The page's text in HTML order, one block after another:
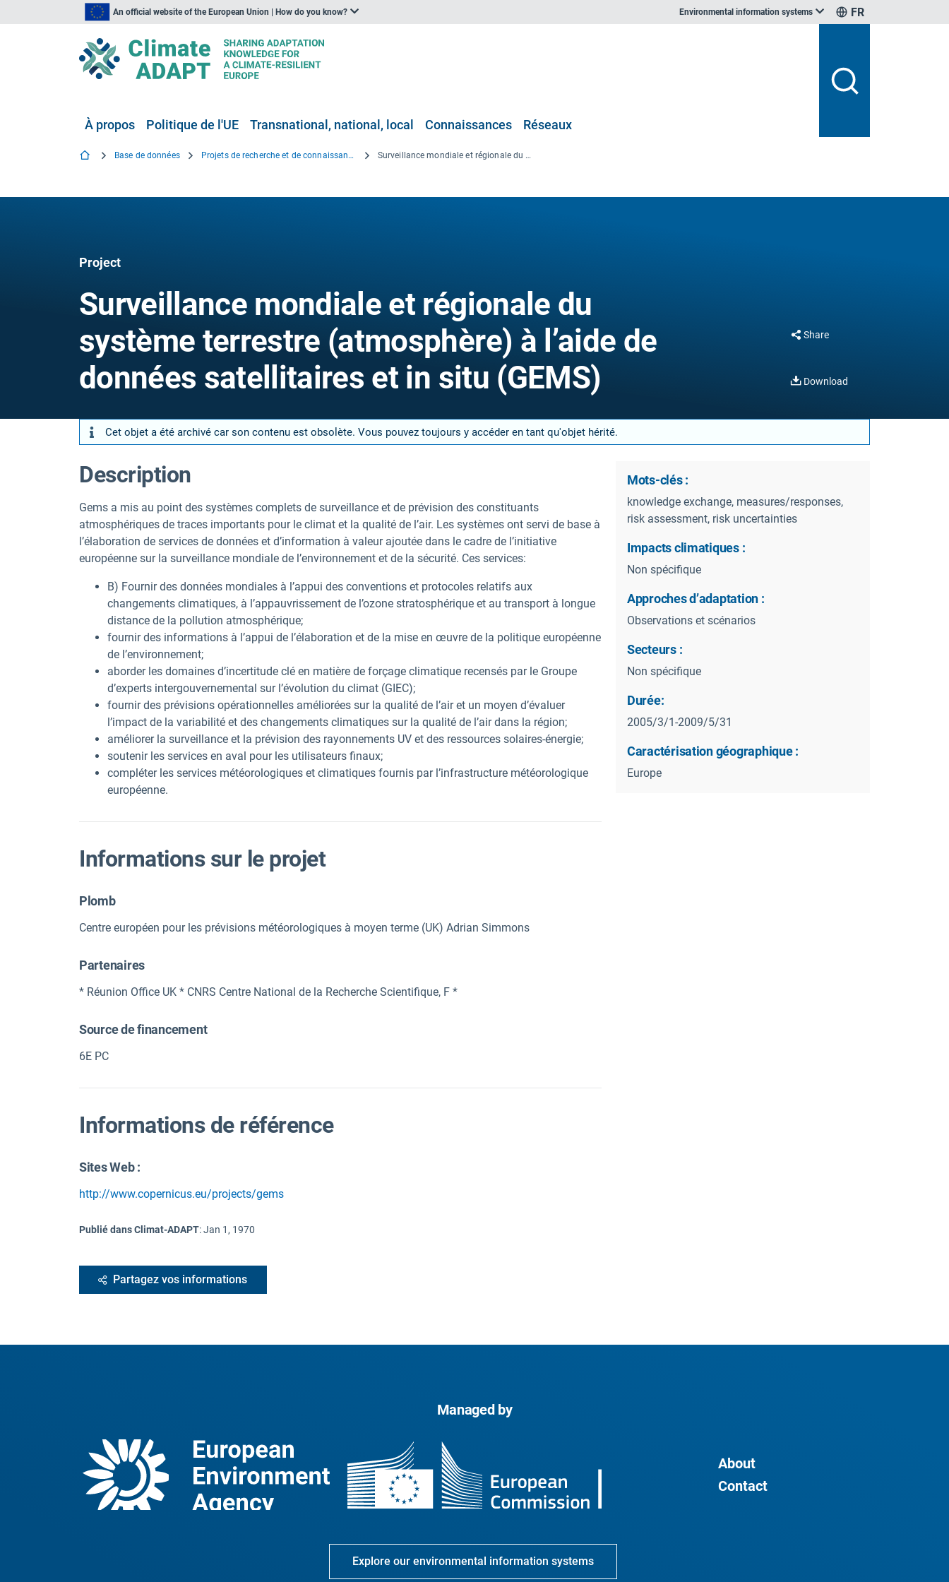
An official website of the European Union | How do you know? Environmental information systems FR
À propos Politique de l'UE Transnational, national, local Connaissances Réseaux
Base de données Projets de recherche et de connaissance Surveillance mondiale et régionale du système terrestre (atmosphère) à l’aide de données satellitaires et in situ
Project
Surveillance mondiale et régionale du
système terrestre (atmosphère) à l’aide de
données satellitaires et in situ (GEMS)
Share
Download
Cet objet a été archivé car son contenu est obsolète. Vous pouvez toujours y accéder en tant qu'objet hérité.
Description
Gems a mis au point des systèmes complets de surveillance et de prévision des constituants
atmosphériques de traces importants pour le climat et la qualité de l’air. Les systèmes ont servi de base à
l’élaboration de services de données et d’information à valeur ajoutée dans le cadre de l’initiative
européenne sur la surveillance mondiale de l’environnement et de la sécurité. Ces services:
B) Fournir des données mondiales à l’appui des conventions et protocoles relatifs aux
changements climatiques, à l’appauvrissement de l’ozone stratosphérique et au transport à longue
distance de la pollution atmosphérique;
fournir des informations à l’appui de l’élaboration et de la mise en œuvre de la politique européenne
de l’environnement;
aborder les domaines d’incertitude clé en matière de forçage climatique recensés par le Groupe
d’experts intergouvernemental sur l’évolution du climat (GIEC);
fournir des prévisions opérationnelles améliorées sur la qualité de l’air et un moyen d’évaluer
l’impact de la variabilité et des changements climatiques sur la qualité de l’air dans la région;
améliorer la surveillance et la prévision des rayonnements UV et des ressources solaires-énergie;
soutenir les services en aval pour les utilisateurs finaux;
compléter les services météorologiques et climatiques fournis par l’infrastructure météorologique
européenne.
Informations sur le projet
Plomb
Centre européen pour les prévisions météorologiques à moyen terme (UK) Adrian Simmons
Partenaires
* Réunion Office UK * CNRS Centre National de la Recherche Scientifique, F *
Source de financement
6E PC
Informations de référence
Sites Web :
http://www.copernicus.eu/projects/gems
Publié dans Climat-ADAPT:Jan 1, 1970
Partagez vos informations
Mots-clés :
knowledge exchange, measures/responses,
risk assessment, risk uncertainties
Impacts climatiques :
Non spécifique
Approches d’adaptation :
Observations et scénarios
Secteurs :
Non spécifique
Durée:
2005/3/1-2009/5/31
Caractérisation géographique :
Europe
Managed by
About
Contact
Explore our environmental information systems